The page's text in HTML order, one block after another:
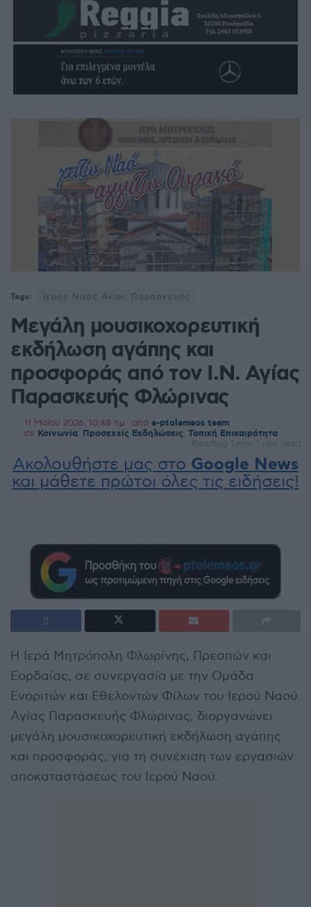
Tags: Ιερός Ναός Αγίας Παρασκευής
Mεγάλη μουσικοχορευτική
εκδήλωση αγάπης και
προσφοράς από τον Ι.Ν. Αγίας
Παρασκευής Φλώρινας
11 Μαΐου 2026, 10:48 πμ από e-ptolemeos team
σε Κοινωνία Προσεχείς Εκδηλώσεις Τοπική Επικαιρότητα
Reading Time: 1 min read
Ακολουθήστε μας στο Google News
και μάθετε πρώτοι όλες τις ειδήσεις!
Η Ιερά Μητρόπολη Φλωρίνης, Πρεσπών και
Εορδαίας, σε συνεργασία με την Ομάδα
Ενοριτών και Εθελοντών Φίλων του Ιερού Ναού
Αγίας Παρασκευής Φλώρινας, διοργανώνει
μεγάλη μουσικοχορευτική εκδήλωση αγάπης
και προσφοράς, για τη συνέχιση των εργασιών
αποκαταστάσεως του Ιερού Ναού.